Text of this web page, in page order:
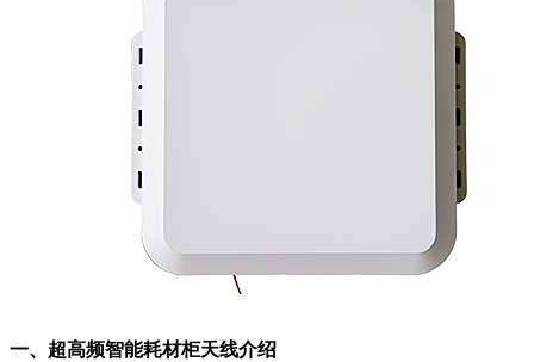
一、超高频智能耗材柜天线介绍